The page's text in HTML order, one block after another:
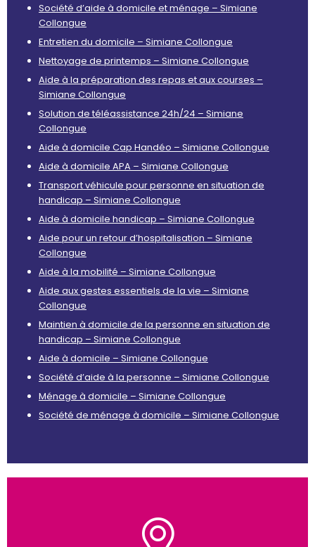
Société d’aide à domicile et ménage – Simiane
Collongue
Entretien du domicile – Simiane Collongue
Nettoyage de printemps – Simiane Collongue
Aide à la préparation des repas et aux courses –
Simiane Collongue
Solution de téléassistance 24h/24 – Simiane
Collongue
Aide à domicile Cap Handéo – Simiane Collongue
Aide à domicile APA – Simiane Collongue
Transport véhicule pour personne en situation de
handicap – Simiane Collongue
Aide à domicile handicap – Simiane Collongue
Aide pour un retour d’hospitalisation – Simiane
Collongue
Aide à la mobilité – Simiane Collongue
Aide aux gestes essentiels de la vie – Simiane
Collongue
Maintien à domicile de la personne en situation de
handicap – Simiane Collongue
Aide à domicile – Simiane Collongue
Société d’aide à la personne – Simiane Collongue
Ménage à domicile – Simiane Collongue
Société de ménage à domicile – Simiane Collongue